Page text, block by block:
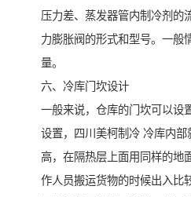
压力差、蒸发器管内制冷剂的
力膨胀阀的形式和型号。一般
量。
六、冷库门坎设计
一般来说，仓库的门坎可以设
设置，四川美柯制冷 冷库内
高，在隔热层上面用同样的地
作人员搬运货物的时候出入比